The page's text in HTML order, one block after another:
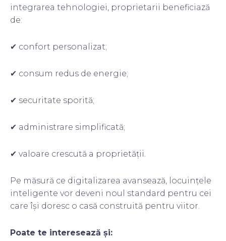
integrarea tehnologiei, proprietarii beneficiază
de:
✔ confort personalizat;
✔ consum redus de energie;
✔ securitate sporită;
✔ administrare simplificată;
✔ valoare crescută a proprietății.
Pe măsură ce digitalizarea avansează, locuințele
inteligente vor deveni noul standard pentru cei
care își doresc o casă construită pentru viitor.
Poate te interesează și: